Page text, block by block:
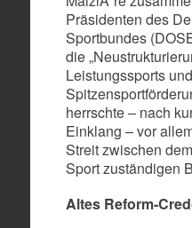
Präsidenten des
Sportbundes
die
Leistungssports
herrschte – nach
Einklang – vor
Streit zwischen
Sport zuständigen
Altes Reform-